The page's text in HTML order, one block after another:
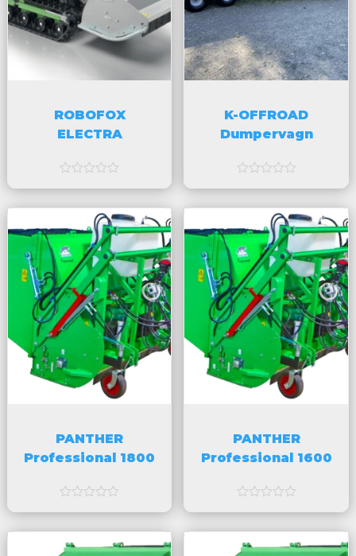
ROBOFOX
ELECTRA
v
5
K-OFFROAD
Dumpervagn
v
5
PANTHER
Professional 1800
a
PANTHER
Professional 1600
a